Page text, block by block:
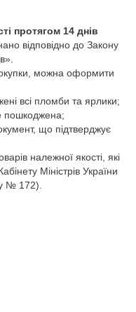
протягом 14 днів
відповідно до Закону
можна оформити
всі пломби та ярлики;
пошкоджена;
що підтверджує
належної якості, які
Міністрів України
№ 172).